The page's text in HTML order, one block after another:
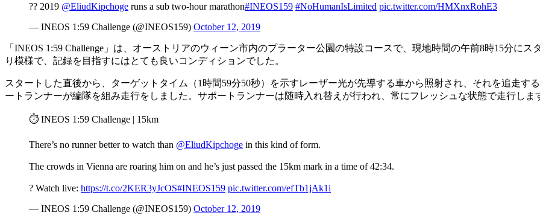
?? 2019 @EliudKipchoge runs a sub two-hour marathon#INEOS159 #NoHumanIsLimited pic.twitter.com/HMXnxRohE3
— INEOS 1:59 Challenge (@INEOS159) October 12, 2019
「INEOS 1:59 Challenge」は、オーストリアのウィーン市内のプラーター公園の特設コースで、現地時間の午前8時15分に
り模様で、記録を目指すにはとても良いコンディションでした。
スタートした直後から、ターゲットタイム（1時間59分50秒）を示すレーザー光が先導する車から照射され、それを追走す
ートランナーが編隊を組み走行をしました。サポートランナーは随時入れ替えが行われ、常にフレッシュな状態で走行し
⏱️ INEOS 1:59 Challenge | 15km
There’s no runner better to watch than @EliudKipchoge in this kind of form.
The crowds in Vienna are roaring him on and he’s just passed the 15km mark in a time of 42:34.
? Watch live: https://t.co/2KER3yJcOS#INEOS159 pic.twitter.com/efTb1jAk1i
— INEOS 1:59 Challenge (@INEOS159) October 12, 2019